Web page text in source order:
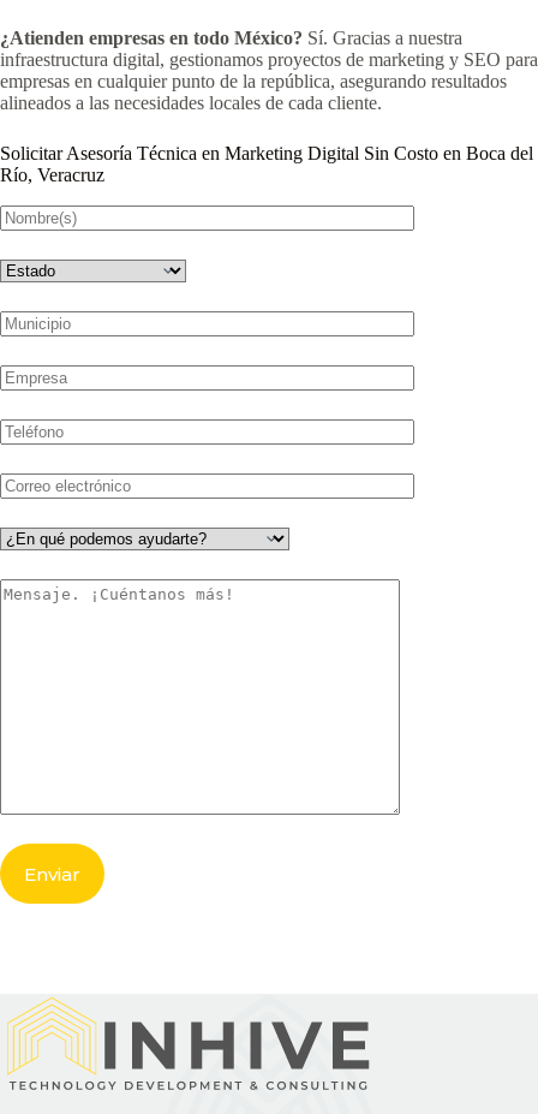
¿Atienden empresas en todo México? Sí. Gracias a nuestra
infraestructura digital, gestionamos proyectos de marketing y SEO para
empresas en cualquier punto de la república, asegurando resultados
alineados a las necesidades locales de cada cliente.
Solicitar Asesoría Técnica en Marketing Digital Sin Costo en Boca del
Río, Veracruz